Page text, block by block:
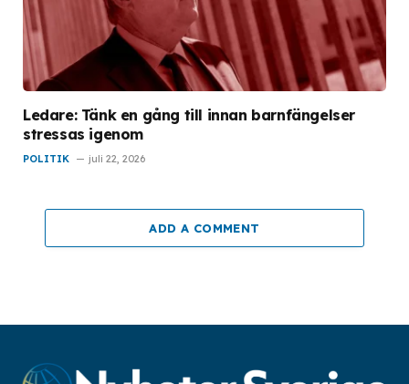
Ledare: Tänk en gång till innan barnfängelser
stressas igenom
POLITIK juli 22, 2026
ADD A COMMENT